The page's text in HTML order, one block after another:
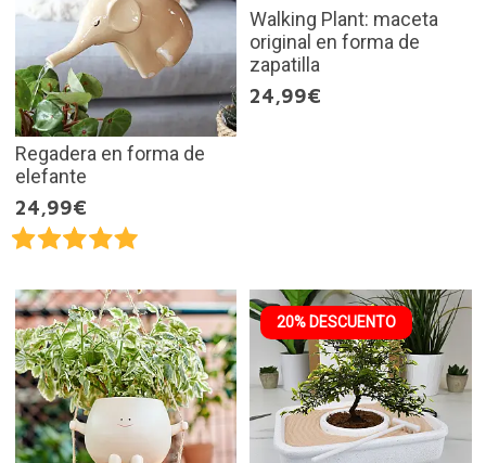
Regadera en forma de
elefante
24,99€
Walking Plant: maceta
original en forma de
zapatilla
24,99€
20% DESCUENTO